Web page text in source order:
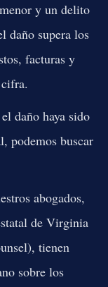
y un delito
daño supera los
facturas y
daño haya sido
podemos buscar
abogados,
de Virginia
tienen
sobre los